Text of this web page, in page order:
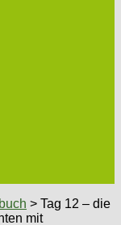
> Tag 12 – die
mit